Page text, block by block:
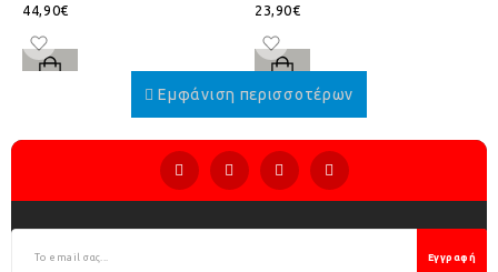
44,90€ 23,90€
Εγγραφή